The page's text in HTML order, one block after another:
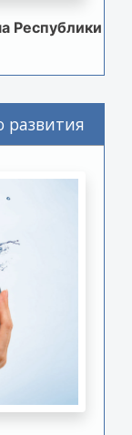
Республики
развития